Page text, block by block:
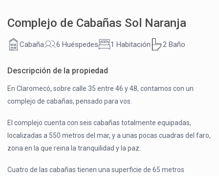
Complejo de Cabañas Sol Naranja
Cabaña 6 Huéspedes 1 Habitación 2 Baño
Descripción de la propiedad
En Claromecó, sobre calle 35 entre 46 y 48, contamos con un
complejo de cabañas, pensado para vos.
El complejo cuenta con seis cabañas totalmente equipadas,
localizadas a 550 metros del mar, y a unas pocas cuadras del faro,
zona en la que reina la tranquilidad y la paz.
Cuatro de las cabañas tienen una superficie de 65 metros